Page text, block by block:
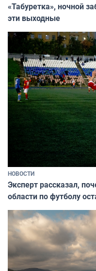
«Табуретка», ночной
эти выходные
НОВОСТИ
Эксперт рассказал,
области по футболу